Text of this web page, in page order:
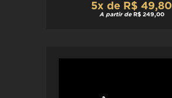
5x de R$ 49,80
A partir de R$ 249,00